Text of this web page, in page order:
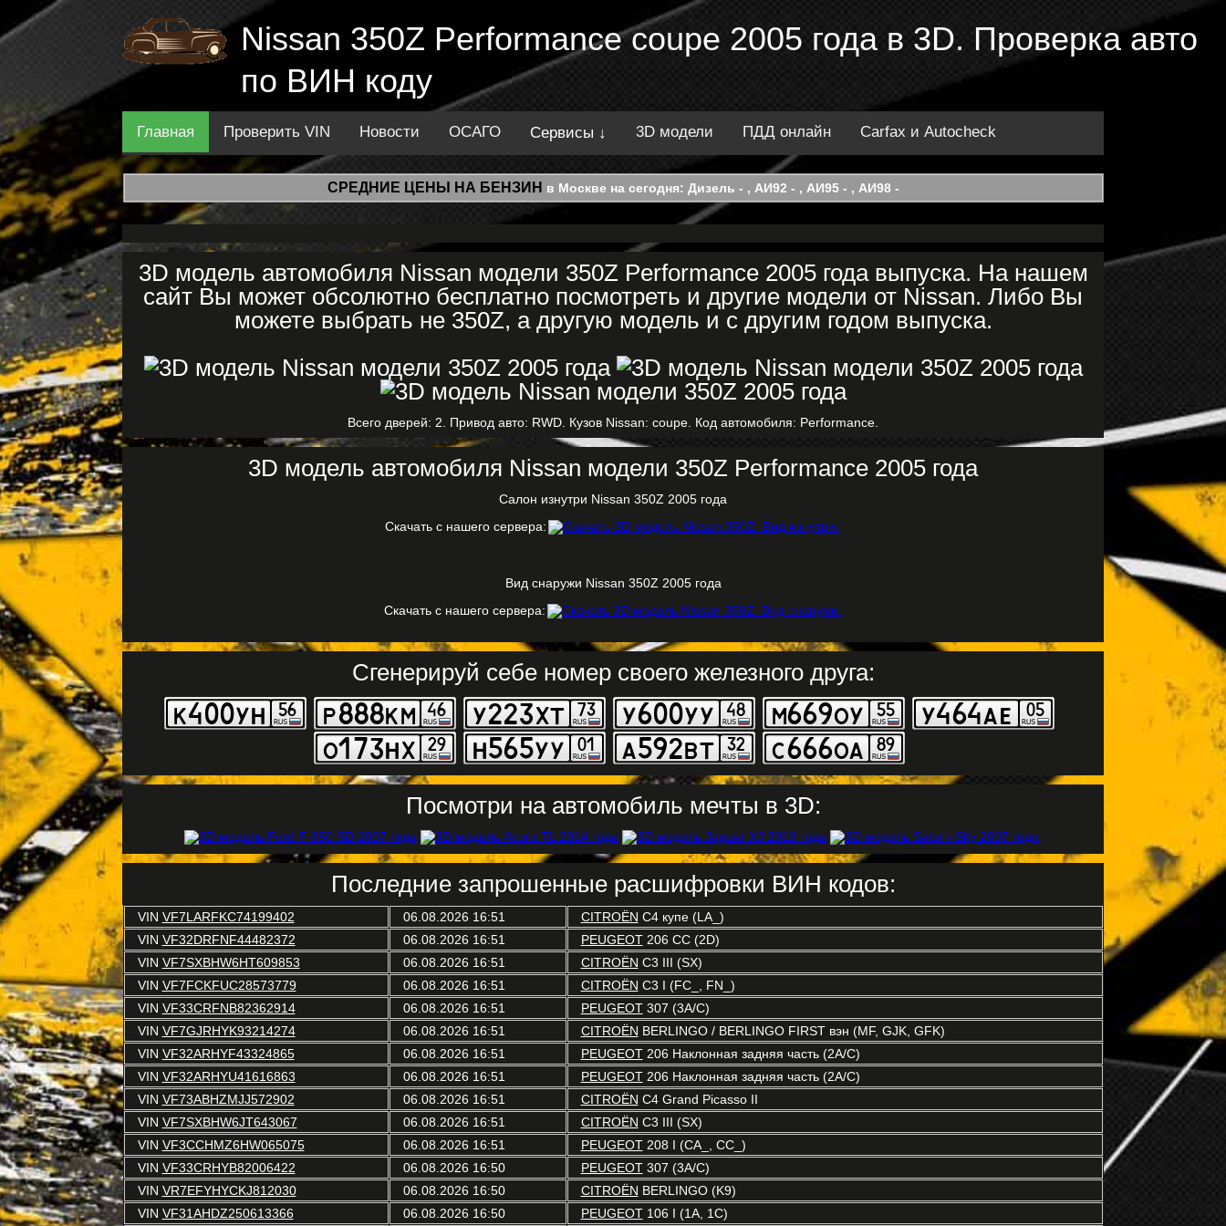
Nissan 350Z Performance coupe 2005 года в 3D. Проверка авто
по ВИН коду
Главная Проверить VIN Новости ОСАГО Сервисы ↓ 3D модели ПДД онлайн Carfax и Autocheck
СРЕДНИЕ ЦЕНЫ НА БЕНЗИН в Москве на сегодня: Дизель - , АИ92 - , АИ95 - , АИ98 -
3D модель автомобиля Nissan модели 350Z Performance 2005 года выпуска. На нашем
сайт Вы может обсолютно бесплатно посмотреть и другие модели от Nissan. Либо Вы
можете выбрать не 350Z, а другую модель и с другим годом выпуска.
Всего дверей: 2. Привод авто: RWD. Кузов Nissan: coupe. Код автомобиля: Performance.
3D модель автомобиля Nissan модели 350Z Performance 2005 года
Салон изнутри Nissan 350Z 2005 года
Скачать с нашего сервера:
Вид снаружи Nissan 350Z 2005 года
Скачать с нашего сервера:
Сгенерируй себе номер своего железного друга:
Посмотри на автомобиль мечты в 3D:
Последние запрошенные расшифровки ВИН кодов:
VIN VF7LARFKC74199402 06.08.2026 16:51 CITROËN C4 купе (LA_)
VIN VF32DRFNF44482372 06.08.2026 16:51 PEUGEOT206 CC (2D)
VIN VF7SXBHW6HT609853 06.08.2026 16:51 CITROËN C3 III (SX)
VIN VF7FCKFUC28573779 06.08.2026 16:51 CITROËN C3 I (FC_, FN_)
VIN VF33CRFNB82362914 06.08.2026 16:51 PEUGEOT307 (3A/C)
VIN VF7GJRHYK93214274 06.08.2026 16:51 CITROËN BERLINGO / BERLINGO FIRST вэн (MF, GJK, GFK)
VIN VF32ARHYF43324865 06.08.2026 16:51 PEUGEOT206 Наклонная задняя часть (2A/C)
VIN VF32ARHYU41616863 06.08.2026 16:51 PEUGEOT206 Наклонная задняя часть (2A/C)
VIN VF73ABHZMJJ572902 06.08.2026 16:51 CITROËN C4 Grand Picasso II
VIN VF7SXBHW6JT643067 06.08.2026 16:51 CITROËN C3 III (SX)
VIN VF3CCHMZ6HW065075 06.08.2026 16:51 PEUGEOT208 I (CA_, CC_)
VIN VF33CRHYB82006422 06.08.2026 16:50 PEUGEOT307 (3A/C)
VIN VR7EFYHYCKJ812030 06.08.2026 16:50 CITROËN BERLINGO (K9)
VIN VF31AHDZ250613366 06.08.2026 16:50 PEUGEOT106 I (1A, 1C)